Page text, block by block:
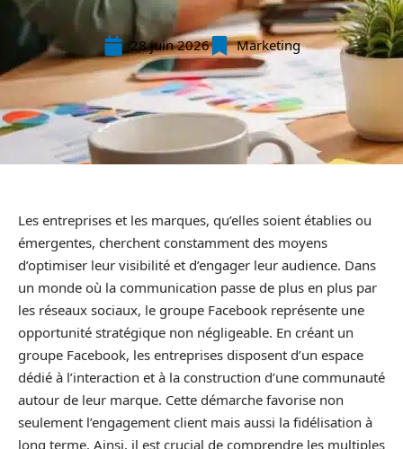
28 juin 2026 Marketing
Les entreprises et les marques, qu’elles soient établies ou
émergentes, cherchent constamment des moyens
d’optimiser leur visibilité et d’engager leur audience. Dans
un monde où la communication passe de plus en plus par
les réseaux sociaux, le groupe Facebook représente une
opportunité stratégique non négligeable. En créant un
groupe Facebook, les entreprises disposent d’un espace
dédié à l’interaction et à la construction d’une communauté
autour de leur marque. Cette démarche favorise non
seulement l’engagement client mais aussi la fidélisation à
long terme. Ainsi, il est crucial de comprendre les multiples